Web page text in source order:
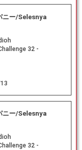
ニー/Selesnya
32 -
ニー/Selesnya
32 -